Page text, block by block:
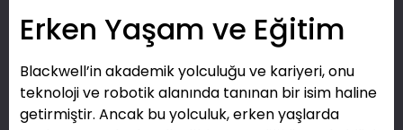
Erken Yaşam ve Eğitim
Blackwell’in akademik yolculuğu ve kariyeri, onu
teknoloji ve robotik alanında tanınan bir isim haline
getirmiştir. Ancak bu yolculuk, erken yaşlarda